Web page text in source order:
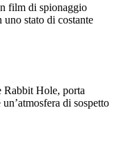
film di spionaggio
stato di costante
Rabbit Hole, porta
di sospetto